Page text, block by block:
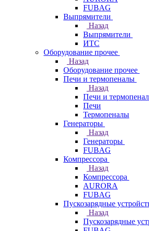
FUBAG
Выпрямители
Назад
Выпрямители
ИТС
Оборудование прочее
Назад
Оборудование прочее
Печи и термопеналы
Назад
Печи и
Печи
Термопеналы
Генераторы
Назад
Генераторы
FUBAG
Компрессора
Назад
Компрессора
AURORA
FUBAG
Пускозарядные
Назад
Пускозарядные